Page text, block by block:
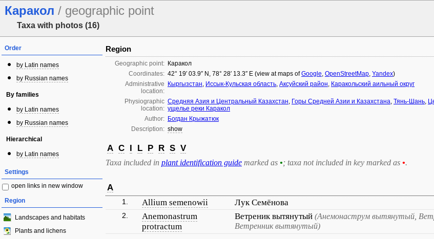
Каракол / geographic point
Taxa with photos (16)
Order
by Latin names
by Russian names
By families
by Latin names
by Russian names
Hierarchical
by Latin names
Settings
open links in new window
Region
Landscapes and habitats
Plants and lichens
Region
Geographic point: Каракол
Coordinates: 42° 19′ 03.9″ N, 78° 28′ 13.3″ E (view at maps ofGoogle, OpenStreetMap, Yandex)
Administrative
location:
Кыргызстан, Иссык-Кульская область, Аксуйский район, Каракольский аильный округ
Physiographic
location:
Средняя Азия и Центральный Казахстан, Горы Средней Азии и Казахстана, Тянь-Шань,
ущелье реки Каракол
Author: Богдан Крыжатюк
Description: show
A C I L P R S V
Taxa included in plant identification guide marked as •; taxa not included in key marked as •.
A
1. Allium semenowii Лук Семёнова
2.
Anemonastrum
protractum
Ветреник вытянутый (Анемонаструм вытянутый,
Ветренник вытянутый)